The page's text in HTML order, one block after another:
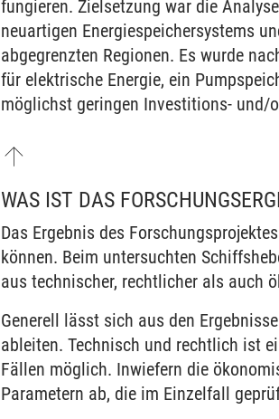
fungieren. Zielsetzung war die
neuartigen Energiespeichersystems
abgegrenzten Regionen. Es wurde
für elektrische Energie, ein
möglichst geringen Investitions- und/
WAS IST DAS
Das Ergebnis des
können. Beim untersuchten
aus technischer, rechtlicher als auch
Generell lässt sich aus den
ableiten. Technisch und rechtlich ist
Fällen möglich. Inwiefern die
Parametern ab, die im Einzelfall